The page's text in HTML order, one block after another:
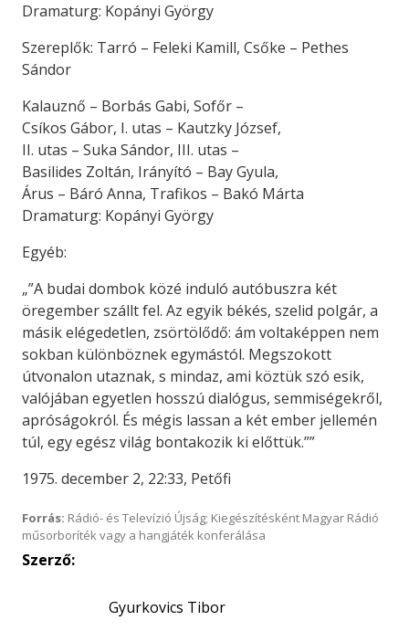
Dramaturg: Kopányi György
Szereplők: Tarró – Feleki Kamill, Csőke – Pethes
Sándor
Kalauznő – Borbás Gabi, Sofőr –
Csíkos Gábor, I. utas – Kautzky József,
II. utas – Suka Sándor, III. utas –
Basilides Zoltán, Irányító – Bay Gyula,
Árus – Báró Anna, Trafikos – Bakó Márta
Dramaturg: Kopányi György
Egyéb:
„”A budai dombok közé induló autóbuszra két
öregember szállt fel. Az egyik békés, szelid polgár, a
másik elégedetlen, zsörtölődő: ám voltaképpen nem
sokban különböznek egymástól. Megszokott
útvonalon utaznak, s mindaz, ami köztük szó esik,
valójában egyetlen hosszú dialógus, semmiségekről,
apróságokról. És mégis lassan a két ember jellemén
túl, egy egész világ bontakozik ki előttük.””
1975. december 2, 22:33, Petőfi
Forrás: Rádió- és Televízió Újság; Kiegészítésként Magyar Rádió
műsorboríték vagy a hangjáték konferálása
Szerző:
Gyurkovics Tibor